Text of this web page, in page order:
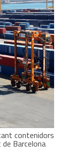
contenidors
Barcelona